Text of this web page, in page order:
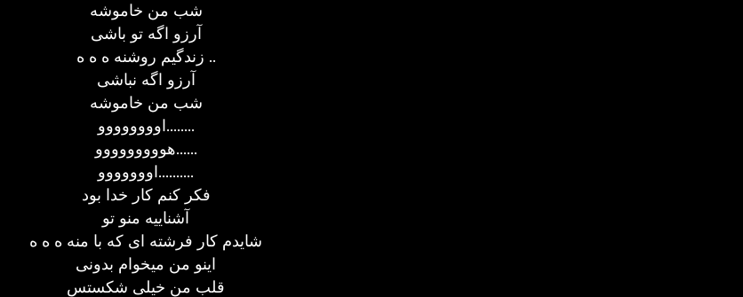
شب من خاموشه
آرزو اگه تو باشی
زندگیم روشنه ه ه ه ..
آرزو اگه نباشی
شب من خاموشه
اوووووووو........
هووووووووو......
اووووووو..........
فکر کنم کار خدا بود
آشناییه منو تو
شایدم کار فرشته ای که با منه ه ه ه
اینو من میخوام بدونی
قلب من خیلی شکستس